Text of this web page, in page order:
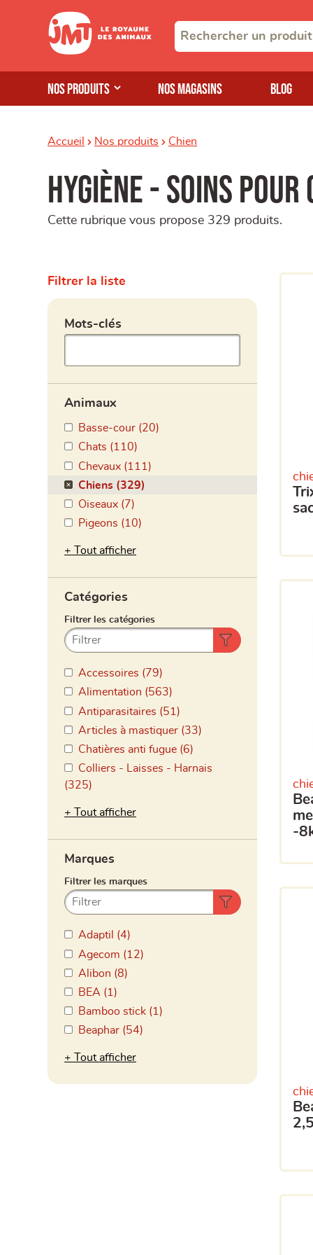
Nos produits Nos magasins Blog
Accueil Nos produits Chien
Hygiène - Soins pour
Cette rubrique vous propose 329 produits.
Filtrer la liste
Animaux
Basse-cour (20)
Chats (110)
Chevaux (111)
Chiens (329)
Oiseaux (7)
Pigeons (10)
Tout afficher
Catégories
Accessoires (79)
Alimentation (563)
Antiparasitaires (51)
Articles à mastiquer (33)
Chatières anti fugue (6)
Colliers - Laisses - Harnais
(325)
Tout afficher
Marques
Adaptil (4)
Agecom (12)
Alibon (8)
BEA (1)
Bamboo stick (1)
Beaphar (54)
Tout afficher
trixie distributeur de
beaphar collier
-
beaphar fiprotec spray